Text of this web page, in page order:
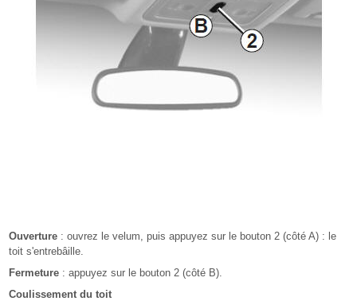
Ouverture : ouvrez le velum, puis appuyez sur le bouton 2 (côté A) : le
toit s'entrebâille.
Fermeture : appuyez sur le bouton 2 (côté B).
Coulissement du toit